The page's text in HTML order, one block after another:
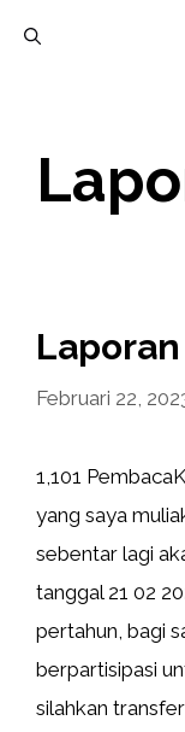
Februari 22,
1,101
yang saya
sebentar lagi
tanggal 21 02
pertahun, bagi
berpartisipasi
silahkan